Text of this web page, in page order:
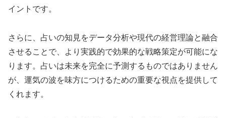
イントです。
さらに、占いの知見をデータ分析や現代の経営理論と融合
させることで、より実践的で効果的な戦略策定が可能にな
ります。占いは未来を完全に予測するものではありません
が、運気の波を味方につけるための重要な視点を提供して
くれます。